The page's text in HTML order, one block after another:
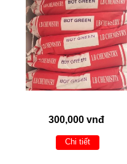
300,000 vnđ
Chi tiết